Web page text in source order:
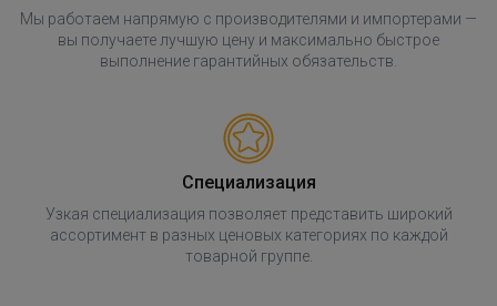
Мы работаем напрямую с производителями и импортерами —
вы получаете лучшую цену и максимально быстрое
выполнение гарантийных обязательств.
Специализация
Узкая специализация позволяет представить широкий
ассортимент в разных ценовых категориях по каждой
товарной группе.